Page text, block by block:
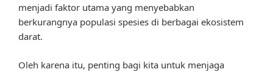
menjadi faktor utama yang menyebabkan
berkurangnya populasi spesies di berbagai ekosistem
darat.
Oleh karena itu, penting bagi kita untuk menjaga